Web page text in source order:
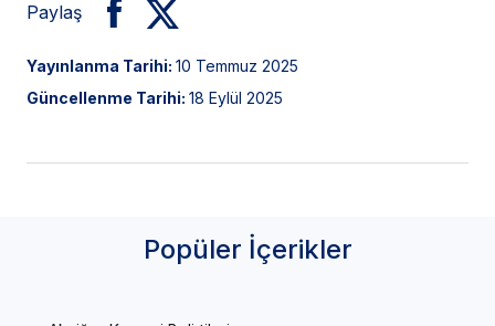
Paylaş
Yayınlanma Tarihi: 10 Temmuz 2025
Güncellenme Tarihi: 18 Eylül 2025
Popüler İçerikler